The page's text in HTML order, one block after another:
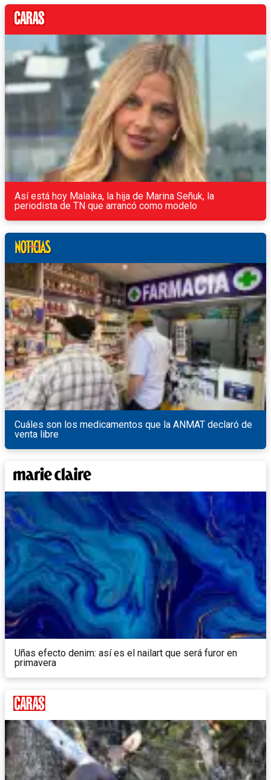
Así está hoy Malaika, la hija de Marina Señuk, la
periodista de TN que arrancó como modelo
Cuáles son los medicamentos que la ANMAT declaró de
venta libre
Uñas efecto denim: así es el nailart que será furor en
primavera